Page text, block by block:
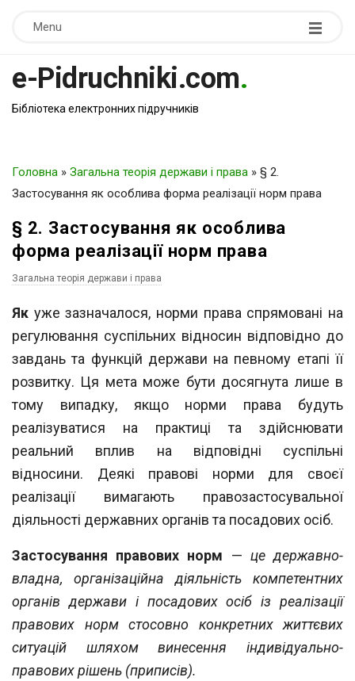
Menu
e-Pidruchniki.com.
Бібліотека електронних підручників
Головна » Загальна теорія держави і права » § 2.
Застосування як особлива форма реалізації норм права
§ 2. Застосування як особлива
форма реалізації норм права
Загальна теорія держави і права
Як уже зазначалося, норми права спрямовані на
регулювання суспільних відносин відповідно до
завдань та функцій держави на певному етапі її
розвитку. Ця мета може бути досягнута лише в
тому випадку, якщо норми права будуть
реалізуватися на практиці та здійснювати
реальний вплив на відповідні суспільні
відносини. Деякі правові норми для своєї
реалізації вимагають правозастосувальної
діяльності державних органів та посадових осіб.
Застосування правових норм — це державно-
владна, організаційна діяльність компетентних
органів держави і посадових осіб із реалізації
правових норм стосовно конкретних життєвих
ситуацій шляхом винесення індивідуально-
правових рішень (приписів).